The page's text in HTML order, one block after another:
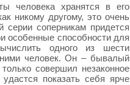
человека хранятся в его
никому другому, это очень
серии соперникам придется
особенные способности для
одного из шести
человек. Он – бывалый
совершил незаконное
показать себя ярче